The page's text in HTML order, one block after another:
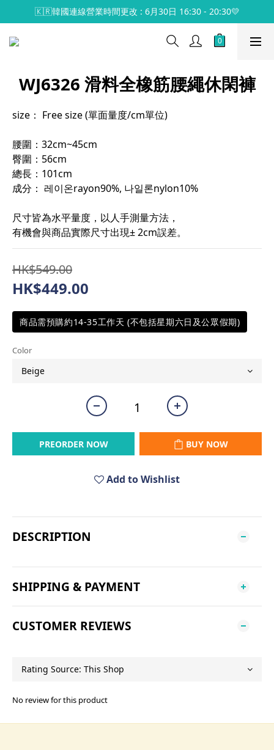
🇰🇷韓國連線營業時間更改 : 6月30日 16:30 - 20:30💛
WJ6326 滑料全橡筋腰繩休閑褲
size： Free size (單面量度/cm單位)
腰圍：32cm~45cm
臀圍：56cm
總長：101cm
成分： 레이온rayon90%, 나일론nylon10%
尺寸皆為水平量度，以人手測量方法，
有機會與商品實際尺寸出現± 2cm誤差。
HK$549.00
HK$449.00
商品需預購約14-35工作天 (不包括星期六日及公眾假期)
Color
PREORDER NOW BUY NOW
Add to Wishlist
DESCRIPTION
SHIPPING & PAYMENT
CUSTOMER REVIEWS
No review for this product